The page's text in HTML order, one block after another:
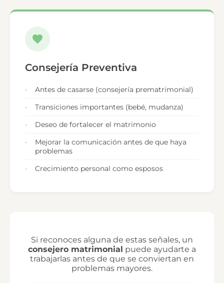
Consejería Preventiva
Antes de casarse (consejería prematrimonial)
Transiciones importantes (bebé, mudanza)
Deseo de fortalecer el matrimonio
Mejorar la comunicación antes de que haya
problemas
Crecimiento personal como esposos
Si reconoces alguna de estas señales, un
consejero matrimonial puede ayudarte a
trabajarlas antes de que se conviertan en
problemas mayores.